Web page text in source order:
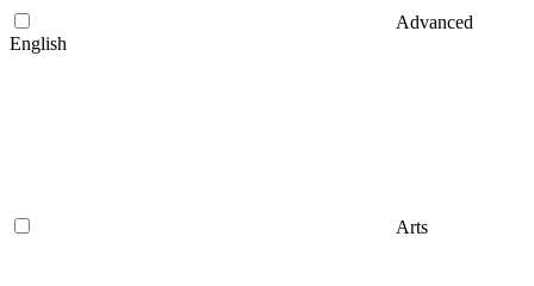
Advanced
English
Arts